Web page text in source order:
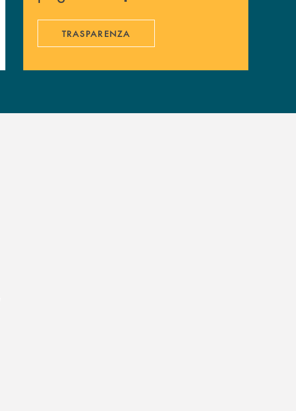
TRASPARENZA